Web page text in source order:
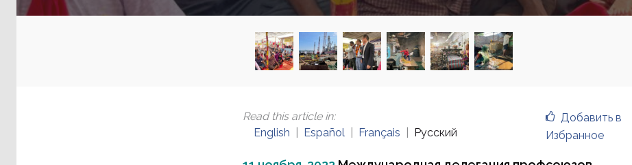
Добавить в
Избранное
Read this article in:
English
Español Français Русский